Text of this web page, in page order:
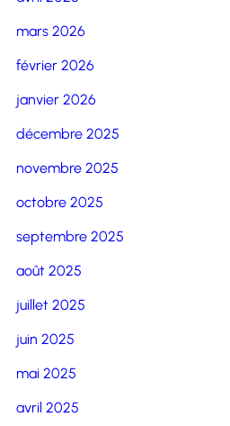
mars 2026
février 2026
janvier 2026
décembre 2025
novembre 2025
octobre 2025
septembre 2025
août 2025
juillet 2025
juin 2025
mai 2025
avril 2025